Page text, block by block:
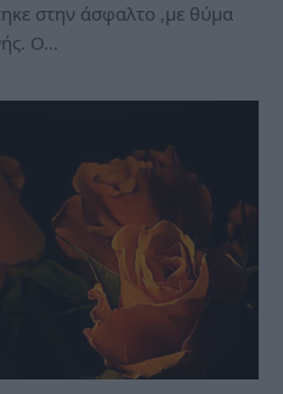
στην άσφαλτο ,με θύμα
Ο…